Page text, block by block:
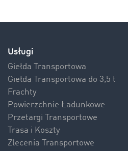
Usługi
Giełda Transportowa
Giełda Transportowa do 3,5 t
Frachty
Powierzchnie Ładunkowe
Przetargi Transportowe
Trasa i Koszty
Zlecenia Transportowe